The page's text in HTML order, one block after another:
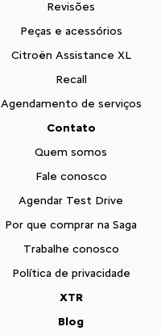
Revisões
Peças e acessórios
Citroën Assistance XL
Recall
Agendamento de serviços
Contato
Quem somos
Fale conosco
Agendar Test Drive
Por que comprar na Saga
Trabalhe conosco
Política de privacidade
XTR
Blog